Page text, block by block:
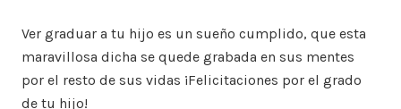
Ver graduar a tu hijo es un sueño cumplido, que esta
maravillosa dicha se quede grabada en sus mentes
por el resto de sus vidas ¡Felicitaciones por el grado
de tu hijo!